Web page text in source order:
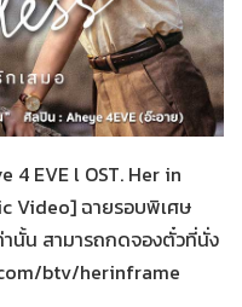
เธอในภาพนั้น
4 EVE l OST. Her in
Video] ฉายรอบพิเศษ
นั้น สามารถกดจองตั๋วที่นั่ง
btv/herinframe